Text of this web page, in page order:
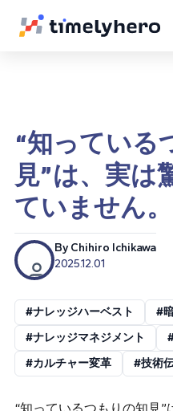
“知っている
見”は、実は
ていません。
By Chihiro Ichikawa
2025.12.01
#ナレッジハーベスト #
#ナレッジマネジメント
#カルチャー変革
#技術
“知っているつもりの知見